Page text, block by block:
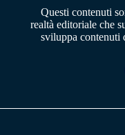
Questi contenuti
realtà editoriale che
sviluppa contenuti